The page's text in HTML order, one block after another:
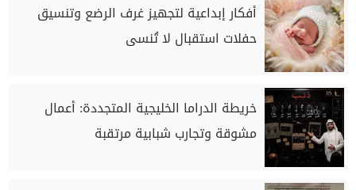
أفكار إبداعية لتجهيز غرف الرضع وتنسيق
حفلات استقبال لا تُنسى
خريطة الدراما الخليجية المتجددة: أعمال
مشوقة وتجارب شبابية مرتقبة